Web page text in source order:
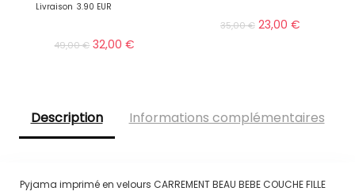
Livraison 3.90 EUR
49,00€ 32,00€
35,00€ 23,00 €
Description Informations complémentaires
Pyjama imprimé en velours CARREMENT BEAU BEBE COUCHE FILLE